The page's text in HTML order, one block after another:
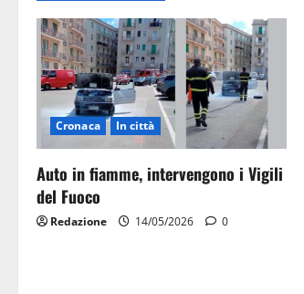
Cronaca In città
Auto in fiamme, intervengono i Vigili
del Fuoco
Redazione 14/05/2026 0